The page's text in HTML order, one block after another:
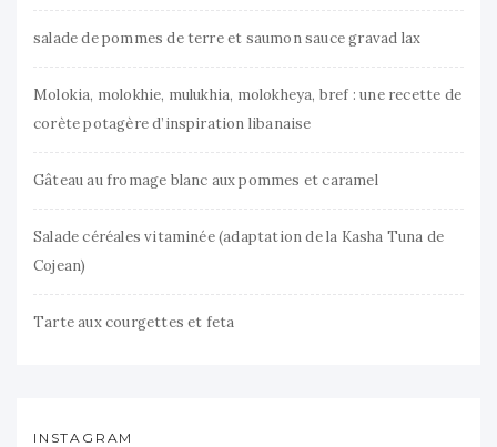
salade de pommes de terre et saumon sauce gravad lax
Molokia, molokhie, mulukhia, molokheya, bref : une recette de
corète potagère d’inspiration libanaise
Gâteau au fromage blanc aux pommes et caramel
Salade céréales vitaminée (adaptation de la Kasha Tuna de
Cojean)
Tarte aux courgettes et feta
INSTAGRAM